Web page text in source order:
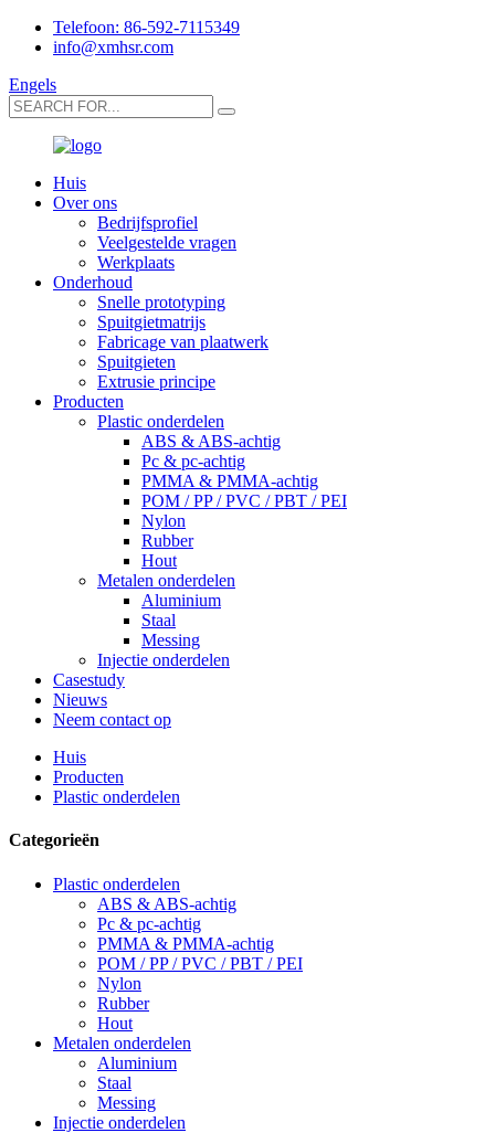
Telefoon: 86-592-7115349
info@xmhsr.com
Engels
Huis
Over ons
Bedrijfsprofiel
Veelgestelde vragen
Werkplaats
Onderhoud
Snelle prototyping
Spuitgietmatrijs
Fabricage van plaatwerk
Spuitgieten
Extrusie principe
Producten
Plastic onderdelen
ABS & ABS-achtig
Pc & pc-achtig
PMMA & PMMA-achtig
POM / PP / PVC / PBT / PEI
Nylon
Rubber
Hout
Metalen onderdelen
Aluminium
Staal
Messing
Injectie onderdelen
Casestudy
Nieuws
Neem contact op
Huis
Producten
Plastic onderdelen
Categorieën
Plastic onderdelen
ABS & ABS-achtig
Pc & pc-achtig
PMMA & PMMA-achtig
POM / PP / PVC / PBT / PEI
Nylon
Rubber
Hout
Metalen onderdelen
Aluminium
Staal
Messing
Injectie onderdelen